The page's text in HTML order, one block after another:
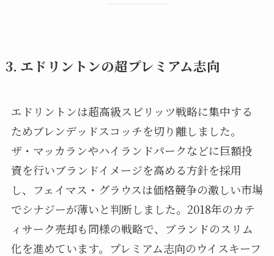
3. エドリントンの超プレミアム志向
エドリントンは超高級スピリッツ戦略に集中する
ためブレンデッドスコッチを切り離しました。
ザ・マッカランやハイランドパークなどに巨額投
資を行いブランドイメージを高める方針を採用
し、フェイマス・グラウスは価格競争の激しい市場
でシナジーが薄いと判断しました。2018年のカテ
ィサーク売却も同様の戦略で、ブランドのスリム
化を進めています。プレミアム志向のウイスキーフ